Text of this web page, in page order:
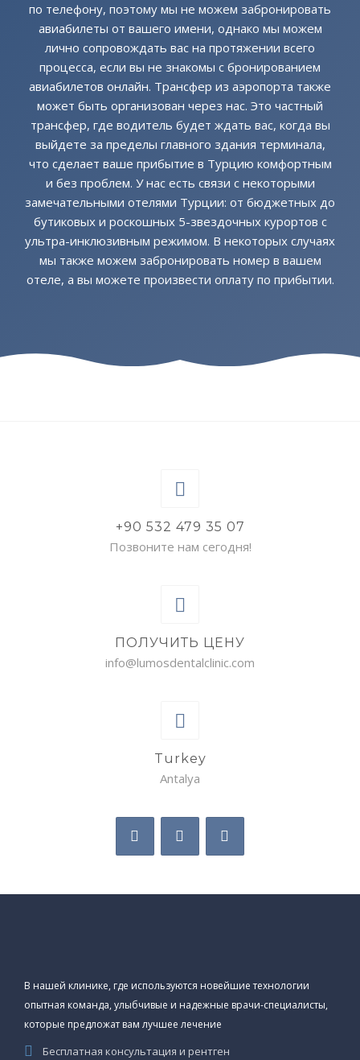
по телефону, поэтому мы не можем забронировать
авиабилеты от вашего имени, однако мы можем
лично сопровождать вас на протяжении всего
процесса, если вы не знакомы с бронированием
авиабилетов онлайн. Трансфер из аэропорта также
может быть организован через нас. Это частный
трансфер, где водитель будет ждать вас, когда вы
выйдете за пределы главного здания терминала,
что сделает ваше прибытие в Турцию комфортным
и без проблем. У нас есть связи с некоторыми
замечательными отелями Турции: от бюджетных до
бутиковых и роскошных 5-звездочных курортов с
ультра-инклюзивным режимом. В некоторых случаях
мы также можем забронировать номер в вашем
отеле, а вы можете произвести оплату по прибытии.
+90 532 479 35 07
Позвоните нам сегодня!
ПОЛУЧИТЬ ЦЕНУ
info@lumosdentalclinic.com
Turkey
Antalya
В нашей клинике, где используются новейшие технологии
опытная команда, улыбчивые и надежные врачи-специалисты,
которые предложат вам лучшее лечение
Бесплатная консультация и рентген